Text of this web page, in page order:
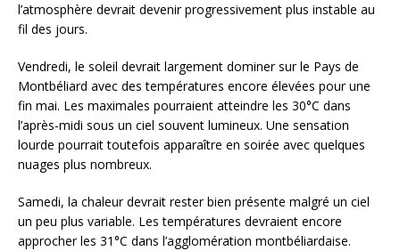
l’atmosphère devrait devenir progressivement plus instable au
fil des jours.
Vendredi, le soleil devrait largement dominer sur le Pays de
Montbéliard avec des températures encore élevées pour une
fin mai. Les maximales pourraient atteindre les 30°C dans
l’après-midi sous un ciel souvent lumineux. Une sensation
lourde pourrait toutefois apparaître en soirée avec quelques
nuages plus nombreux.
Samedi, la chaleur devrait rester bien présente malgré un ciel
un peu plus variable. Les températures devraient encore
approcher les 31°C dans l’agglomération montbéliardaise.